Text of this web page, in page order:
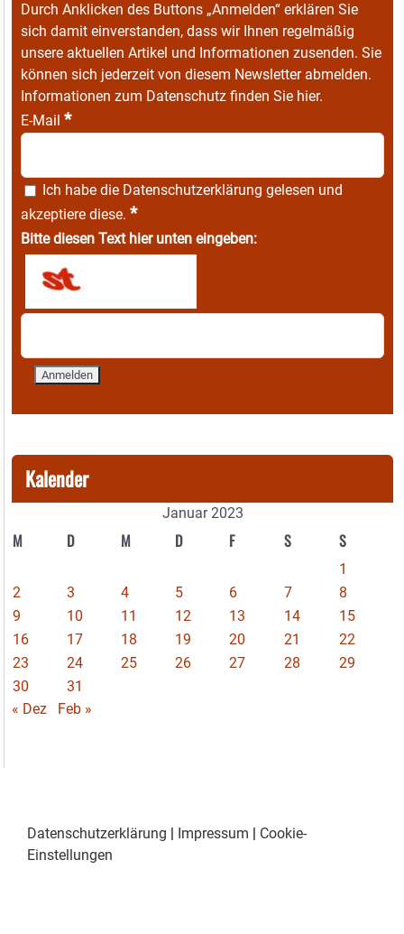
Durch Anklicken des Buttons „Anmelden“ erklären Sie
sich damit einverstanden, dass wir Ihnen regelmäßig
unsere aktuellen Artikel und Informationen zusenden. Sie
können sich jederzeit von diesem Newsletter abmelden.
Informationen zum Datenschutz finden Sie hier.
E-Mail *
Ich habe die Datenschutzerklärung gelesen und
akzeptiere diese. *
Bitte diesen Text hier unten eingeben:
Kalender
Januar 2023
M D M D F S S
1
2
3 4 5 6 7
8
9
10 11 12 13 14
15
16
17 18 19 20 21
22
23
24 25 26 27 28
29
30
31
« Dez
Feb »
Datenschutzerklärung | Impressum | Cookie-
Einstellungen